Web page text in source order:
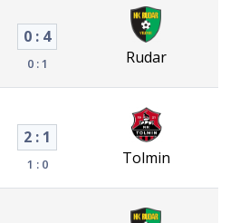
0 : 4
0 : 1 Rudar
2 : 1
1 : 0 Tolmin